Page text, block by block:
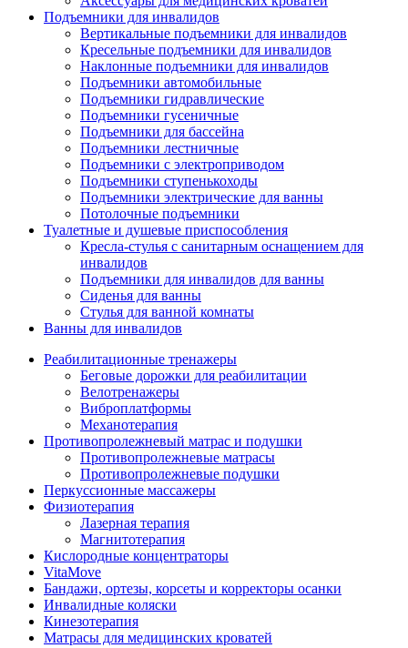
Подъемники для инвалидов
Вертикальные подъемники для инвалидов
Кресельные подъемники для инвалидов
Наклонные подъемники для инвалидов
Подъемники автомобильные
Подъемники гидравлические
Подъемники гусеничные
Подъемники для бассейна
Подъемники лестничные
Подъемники с электроприводом
Подъемники ступенькоходы
Подъемники электрические для ванны
Потолочные подъемники
Туалетные и душевые приспособления
Кресла-стулья с санитарным оснащением для
инвалидов
Подъемники для инвалидов для ванны
Сиденья для ванны
Стулья для ванной комнаты
Ванны для инвалидов
Реабилитационные тренажеры
Беговые дорожки для реабилитации
Велотренажеры
Виброплатформы
Механотерапия
Противопролежневый матрас и подушки
Противопролежневые матрасы
Противопролежневые подушки
Перкуссионные массажеры
Физиотерапия
Лазерная терапия
Магнитотерапия
Кислородные концентраторы
VitaMove
Бандажи, ортезы, корсеты и корректоры осанки
Инвалидные коляски
Кинезотерапия
Матрасы для медицинских кроватей